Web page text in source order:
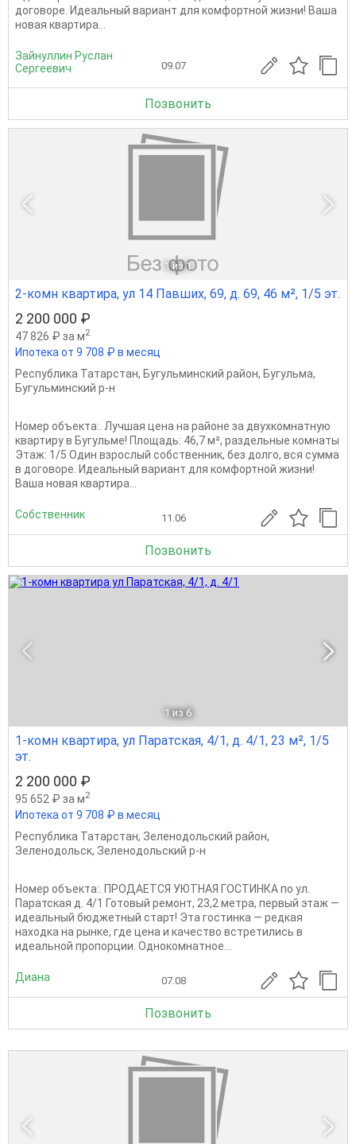
договоре. Идеальный вариант для комфортной жизни! Ваша
новая квартира...
Зайнуллин Руслан
Сергеевич
09.07
Позвонить
1 из 1
2-комн квартира, ул 14 Павших, 69, д. 69, 46 м², 1/5 эт.
2 200 000 ₽
47 826 ₽ за м2
Ипотека от 9 708 ₽ в месяц
Республика Татарстан, Бугульминский район, Бугульма,
Бугульминский р-н
Номер объекта:. Лучшая цена на районе за двухкомнатную
квартиру в Бугульме! Площадь: 46,7 м², раздельные комнаты
Этаж: 1/5 Один взрослый собственник, без долго, вся сумма
в договоре. Идеальный вариант для комфортной жизни!
Ваша новая квартира...
Собственник 11.06
Позвонить
1 из 6
1-комн квартира, ул Паратская, 4/1, д. 4/1, 23 м², 1/5
эт.
2 200 000 ₽
95 652 ₽ за м2
Ипотека от 9 708 ₽ в месяц
Республика Татарстан, Зеленодольский район,
Зеленодольск, Зеленодольский р-н
Номер объекта:. ПРОДАЕТСЯ УЮТНАЯ ГОСТИНКА по ул.
Паратская д. 4/1 Готовый ремонт, 23,2 метра, первый этаж —
идеальный бюджетный старт! Эта гостинка — редкая
находка на рынке, где цена и качество встретились в
идеальной пропорции. Однокомнатное...
Диана 07.08
Позвонить